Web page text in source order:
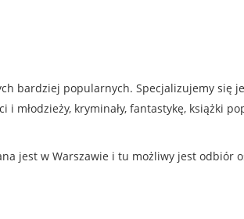
bardziej popularnych. Specjalizujemy się
kryminały, fantastykę, książki
jest w Warszawie i tu możliwy jest odbiór